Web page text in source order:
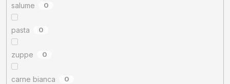
salume 0
pasta 0
zuppe 0
carne bianca 0